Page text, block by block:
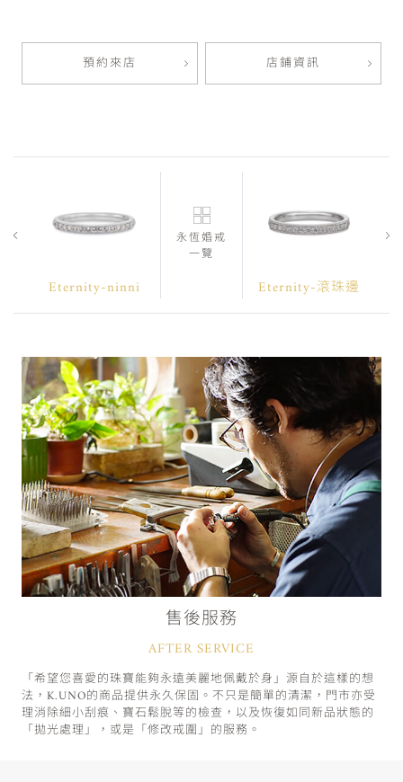
預約來店 店鋪資訊
Eternity-ninni
永恆婚戒
一覽
Eternity-滾珠邊
售後服務
AFTER SERVICE
「希望您喜愛的珠寶能夠永遠美麗地佩戴於身」源自於這樣的想
法，K.UNO的商品提供永久保固。不只是簡單的清潔，門市亦受
理消除細小刮痕、寶石鬆脫等的檢查，以及恢復如同新品狀態的
「拋光處理」，或是「修改戒圍」的服務。